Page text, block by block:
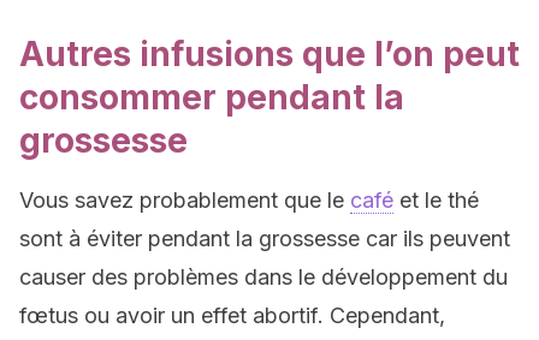
Autres infusions que l’on peut
consommer pendant la
grossesse
Vous savez probablement que le café et le thé
sont à éviter pendant la grossesse car ils peuvent
causer des problèmes dans le développement du
fœtus ou avoir un effet abortif. Cependant,